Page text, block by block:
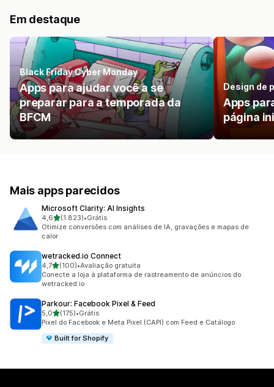
Em destaque
Black Friday Cyber Monday
Apps para ajudar você a se
preparar para a temporada da
BFCM
Design de
Apps
página
Mais apps parecidos
Microsoft Clarity: AI Insights
4,6de 5 estrelas
(1.823)
1823 avaliações ao todo
•Grátis
Otimize conversões com análises de IA, gravações e mapas de
calor
wetracked.io Connect
4,7de 5 estrelas
(100)
100 avaliações ao todo
•Avaliação gratuita
Conecte a loja à plataforma de rastreamento de anúncios do
wetracked.io
Parkour: Facebook Pixel & Feed
5,0de 5 estrelas
(175)
175 avaliações ao todo
•Grátis
Pixel do Facebook e Meta Pixel (CAPI) com Feed e Catálogo
Built for Shopify